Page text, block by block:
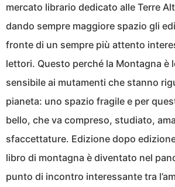
mercato librario dedicato alle Terre
dando sempre maggiore spazio gli
fronte di un sempre più attento
lettori. Questo perché la Montagna è
sensibile ai mutamenti che stanno
pianeta: uno spazio fragile e per
bello, che va compreso, studiato,
sfaccettature. Edizione dopo
libro di montagna è diventato nel
punto di incontro interessante tra